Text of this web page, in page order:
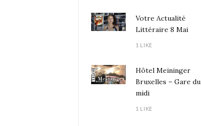
Votre Actualité
Littéraire 8 Mai
1 LIKE
Hôtel Meininger
Bruxelles – Gare du
midi
1 LIKE